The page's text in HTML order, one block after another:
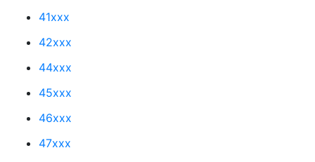
41xxx
42xxx
44xxx
45xxx
46xxx
47xxx